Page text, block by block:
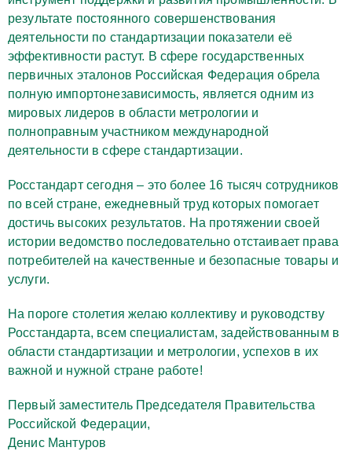
результате постоянного совершенствования
деятельности по стандартизации показатели её
эффективности растут. В сфере государственных
первичных эталонов Российская Федерация обрела
полную импортонезависимость, является одним из
мировых лидеров в области метрологии и
полноправным участником международной
деятельности в сфере стандартизации.
Росстандарт сегодня – это более 16 тысяч сотрудников
по всей стране, ежедневный труд которых помогает
достичь высоких результатов. На протяжении своей
истории ведомство последовательно отстаивает права
потребителей на качественные и безопасные товары и
услуги.
На пороге столетия желаю коллективу и руководству
Росстандарта, всем специалистам, задействованным в
области стандартизации и метрологии, успехов в их
важной и нужной стране работе!
Первый заместитель Председателя Правительства
Российской Федерации,
Денис Мантуров